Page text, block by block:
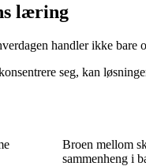
læring
handler ikke
seg, kan
Broen mellom
sammenheng i